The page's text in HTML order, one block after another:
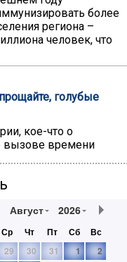
более
региона –
человек, что
голубые
кое-что о
вызове времени
Август 2026
Ср Чт Пт Сб
Вс
29 30 31 1
2